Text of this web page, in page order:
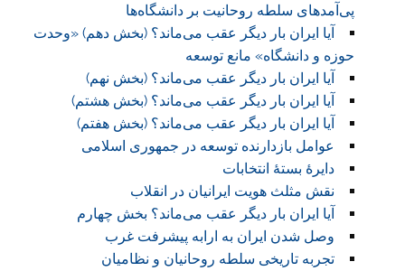
پی‌آمد‌های سلطه روحانیت بر دانشگاه‌ها
آیا ایران بار دیگر عقب می‌ماند؟ (بخش دهم) «وحدت
حوزه و دانشگاه» مانع توسعه
آیا ایران بار دیگر عقب می‌ماند؟ (بخش نهم)
آیا ایران بار دیگر عقب می‌ماند؟ (بخش هشتم)
آیا ایران بار دیگر عقب می‌ماند؟ (بخش هفتم)
عوامل بازدارنده توسعه در جمهوری اسلامی
دایرۀ بستۀ انتخابات
نقش مثلث هویت ایرانیان در انقلاب
آیا ایران بار دیگر عقب می‌ماند؟ بخش چهارم
وصل شدن ایران به ارابه پیشرفت غرب
تجربه تاریخی سلطه روحانیان و نظامیان